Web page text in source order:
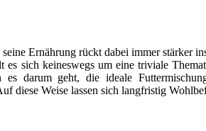
Ernährung rückt dabei immer stärker
sich keineswegs um eine triviale
es darum geht, die ideale
diese Weise lassen sich langfristig